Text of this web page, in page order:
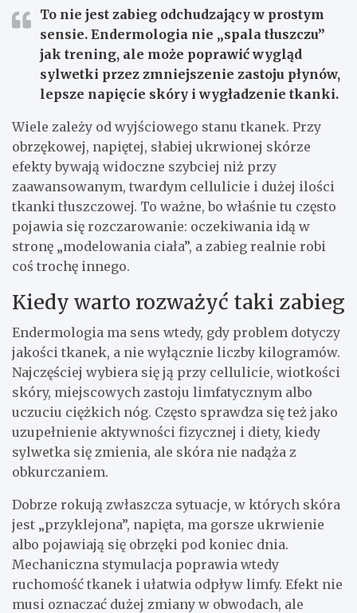
To nie jest zabieg odchudzający w prostym
sensie. Endermologia nie „spala tłuszczu”
jak trening, ale może poprawić wygląd
sylwetki przez zmniejszenie zastoju płynów,
lepsze napięcie skóry i wygładzenie tkanki.
Wiele zależy od wyjściowego stanu tkanek. Przy
obrzękowej, napiętej, słabiej ukrwionej skórze
efekty bywają widoczne szybciej niż przy
zaawansowanym, twardym cellulicie i dużej ilości
tkanki tłuszczowej. To ważne, bo właśnie tu często
pojawia się rozczarowanie: oczekiwania idą w
stronę „modelowania ciała”, a zabieg realnie robi
coś trochę innego.
Kiedy warto rozważyć taki zabieg
Endermologia ma sens wtedy, gdy problem dotyczy
jakości tkanek, a nie wyłącznie liczby kilogramów.
Najczęściej wybiera się ją przy cellulicie, wiotkości
skóry, miejscowych zastoju limfatycznym albo
uczuciu ciężkich nóg. Często sprawdza się też jako
uzupełnienie aktywności fizycznej i diety, kiedy
sylwetka się zmienia, ale skóra nie nadąża z
obkurczaniem.
Dobrze rokują zwłaszcza sytuacje, w których skóra
jest „przyklejona”, napięta, ma gorsze ukrwienie
albo pojawiają się obrzęki pod koniec dnia.
Mechaniczna stymulacja poprawia wtedy
ruchomość tkanek i ułatwia odpływ limfy. Efekt nie
musi oznaczać dużej zmiany w obwodach, ale